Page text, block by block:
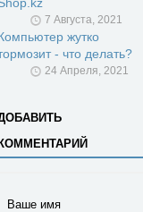
7 Августа, 2021
жутко
- что делать?
24 Апреля, 2021
Ваше имя